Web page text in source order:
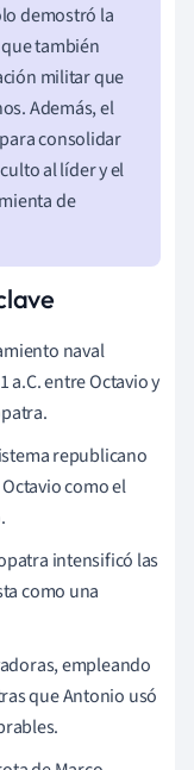
demostró la
también
militar que
Además, el
consolidar
al líder y el
de
naval
a.C. entre Octavio y
republicano
como el
intensificó las
como una
empleando
que Antonio usó